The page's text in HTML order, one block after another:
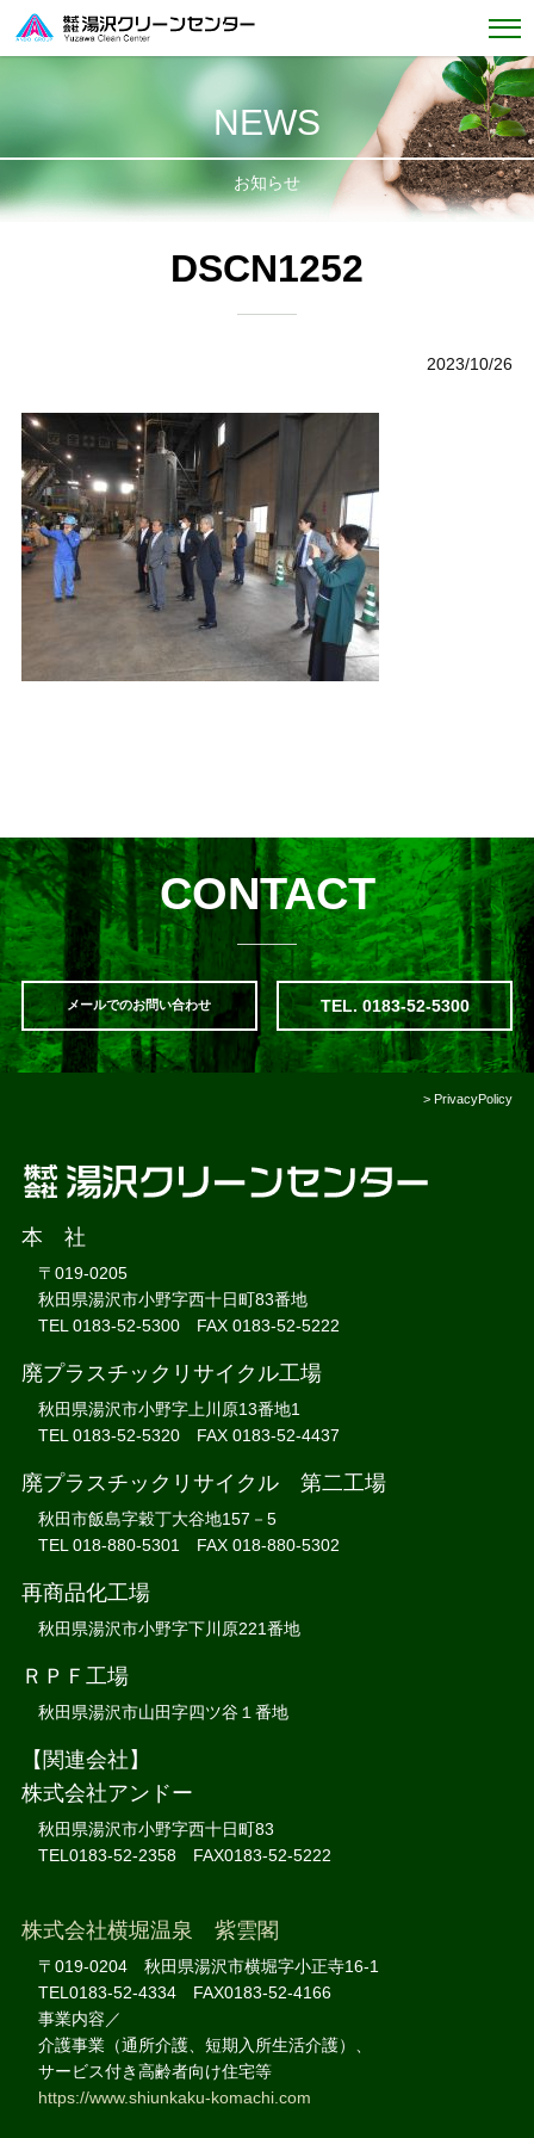
NEWS
お知らせ
DSCN1252
2023/10/26
CONTACT
メールでのお問い合わせ TEL. 0183-52-5300
>PrivacyPolicy
本 社
〒019-0205
秋田県湯沢市小野字西十日町83番地
TEL 0183-52-5300 FAX 0183-52-5222
廃プラスチックリサイクル工場
秋田県湯沢市小野字上川原13番地1
TEL 0183-52-5320 FAX 0183-52-4437
廃プラスチックリサイクル 第二工場
秋田市飯島字穀丁大谷地157－5
TEL 018-880-5301 FAX 018-880-5302
再商品化工場
秋田県湯沢市小野字下川原221番地
ＲＰＦ工場
秋田県湯沢市山田字四ツ谷１番地
【関連会社】
株式会社アンドー
秋田県湯沢市小野字西十日町83
TEL0183-52-2358 FAX0183-52-5222
株式会社横堀温泉 紫雲閣
〒019-0204 秋田県湯沢市横堀字小正寺16-1
TEL0183-52-4334 FAX0183-52-4166
事業内容／
介護事業（通所介護、短期入所生活介護）、
サービス付き高齢者向け住宅等
https://www.shiunkaku-komachi.com